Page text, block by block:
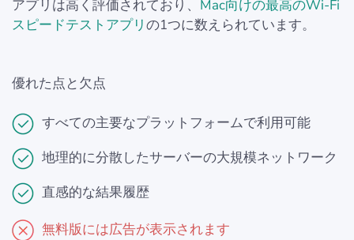
アプリは高く評価されており、 Mac向けの最高のWi-Fi
スピードテストアプリの1つに数えられています。
優れた点と欠点
すべての主要なプラットフォームで利用可能
地理的に分散したサーバーの大規模ネットワーク
直感的な結果履歴
無料版には広告が表示されます